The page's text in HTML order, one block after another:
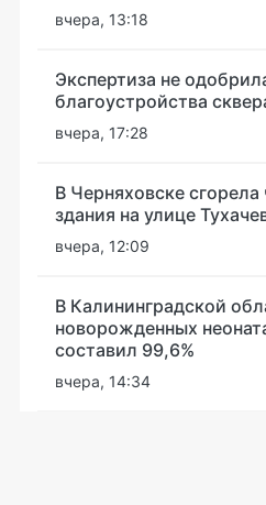
вчера, 13:18
Экспертиза не
благоустройства
вчера, 17:28
В Черняховске сгорела
здания на улице
вчера, 12:09
В Калининградской
новорожденных
составил 99,6%
вчера, 14:34